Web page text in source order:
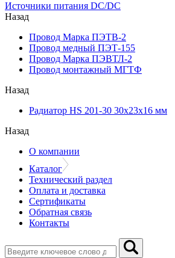
Источники питания DC/DC
Назад
Провод Марка ПЭТВ-2
Провод медный ПЭТ-155
Провод Марка ПЭВТЛ-2
Провод монтажный МГТФ
Назад
Радиатор HS 201-30 30х23х16 мм
Назад
О компании
Каталог
Технический раздел
Оплата и доставка
Сертификаты
Обратная связь
Контакты